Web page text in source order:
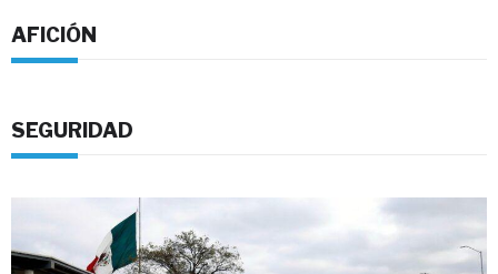
AFICIÓN
SEGURIDAD